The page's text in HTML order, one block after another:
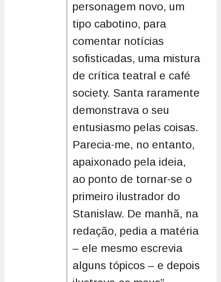
personagem novo, um
tipo cabotino, para
comentar notícias
sofisticadas, uma mistura
de crítica teatral e café
society. Santa raramente
demonstrava o seu
entusiasmo pelas coisas.
Parecia-me, no entanto,
apaixonado pela ideia,
ao ponto de tornar-se o
primeiro ilustrador do
Stanislaw. De manhã, na
redação, pedia a matéria
– ele mesmo escrevia
alguns tópicos – e depois